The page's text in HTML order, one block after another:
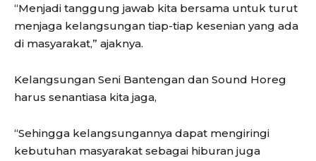
“Menjadi tanggung jawab kita bersama untuk turut
menjaga kelangsungan tiap-tiap kesenian yang ada
di masyarakat,” ajaknya.
Kelangsungan Seni Bantengan dan Sound Horeg
harus senantiasa kita jaga,
“Sehingga kelangsungannya dapat mengiringi
kebutuhan masyarakat sebagai hiburan juga